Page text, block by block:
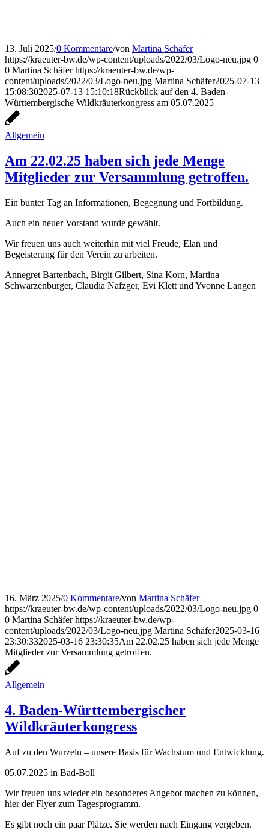
13. Juli 2025/0 Kommentare/von Martina Schäfer
https://kraeuter-bw.de/wp-content/uploads/2022/03/Logo-neu.jpg 0
0 Martina Schäfer https://kraeuter-bw.de/wp-
content/uploads/2022/03/Logo-neu.jpg Martina Schäfer2025-07-13
15:08:302025-07-13 15:10:18Rückblick auf den 4. Baden-
Württembergische Wildkräuterkongress am 05.07.2025
Allgemein
Am 22.02.25 haben sich jede Menge
Mitglieder zur Versammlung getroffen.
Ein bunter Tag an Informationen, Begegnung und Fortbildung.
Auch ein neuer Vorstand wurde gewählt.
Wir freuen uns auch weiterhin mit viel Freude, Elan und
Begeisterung für den Verein zu arbeiten.
Annegret Bartenbach, Birgit Gilbert, Sina Korn, Martina
Schwarzenburger, Claudia Nafzger, Evi Klett und Yvonne Langen
16. März 2025/0 Kommentare/von Martina Schäfer
https://kraeuter-bw.de/wp-content/uploads/2022/03/Logo-neu.jpg 0
0 Martina Schäfer https://kraeuter-bw.de/wp-
content/uploads/2022/03/Logo-neu.jpg Martina Schäfer2025-03-16
23:30:332025-03-16 23:30:35Am 22.02.25 haben sich jede Menge
Mitglieder zur Versammlung getroffen.
Allgemein
4. Baden-Württembergischer
Wildkräuterkongress
Auf zu den Wurzeln – unsere Basis für Wachstum und Entwicklung.
05.07.2025 in Bad-Boll
Wir freuen uns wieder ein besonderes Angebot machen zu können,
hier der Flyer zum Tagesprogramm.
Es gibt noch ein paar Plätze. Sie werden nach Eingang vergeben.